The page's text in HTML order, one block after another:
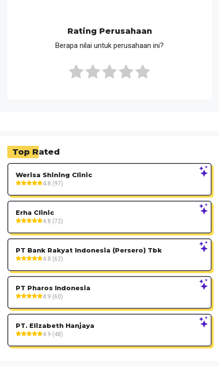
Rating Perusahaan
Berapa nilai untuk perusahaan ini?
Top Rated
Werisa Shining Clinic
4.8 (97)
Erha Clinic
4.8 (72)
PT Bank Rakyat Indonesia (Persero) Tbk
4.8 (62)
PT Pharos Indonesia
4.9 (60)
PT. Elizabeth Hanjaya
4.9 (48)